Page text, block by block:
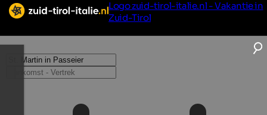
Logo zuid-tirol-italie.nl - Vakantie in
Zuid-Tirol